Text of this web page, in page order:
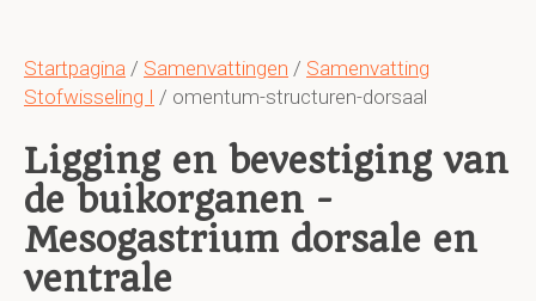
Startpagina / Samenvattingen / Samenvatting
Stofwisseling I / omentum-structuren-dorsaal
Ligging en bevestiging van
de buikorganen -
Mesogastrium dorsale en
ventrale